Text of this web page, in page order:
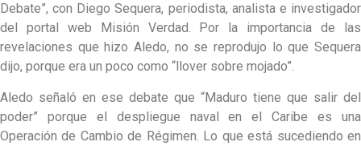
Debate”, con Diego Sequera, periodista, analista e investigador
del portal web Misión Verdad. Por la importancia de las
revelaciones que hizo Aledo, no se reprodujo lo que Sequera
dijo, porque era un poco como “llover sobre mojado”.
Aledo señaló en ese debate que “Maduro tiene que salir del
poder” porque el despliegue naval en el Caribe es una
Operación de Cambio de Régimen. Lo que está sucediendo en